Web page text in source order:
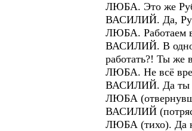
ЛЮБА. Это же
ВАСИЛИЙ. Да,
ЛЮБА. Работаем
ВАСИЛИЙ. В
работать?! Ты же
ЛЮБА. Не всё
ВАСИЛИЙ. Да ты
ЛЮБА
ВАСИЛИЙ
ЛЮБА (тихо). Да